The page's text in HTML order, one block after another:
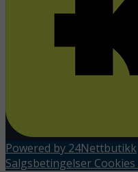
Powered by 24Nettbutikk
Salgsbetingelser Cookies